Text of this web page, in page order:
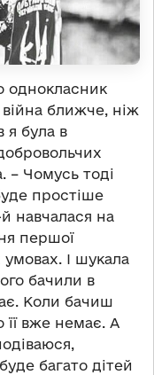
однокласник
війна ближче, ніж
я була в
– Чомусь тоді
простіше
навчалася на
першої
І шукала
бачили в
Коли бачиш
вже немає. А
багато дітей